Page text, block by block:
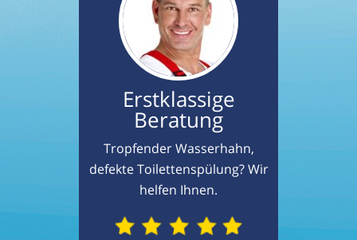
Erstklassige
Beratung
Tropfender Wasserhahn,
defekte Toilettenspülung? Wir
helfen Ihnen.